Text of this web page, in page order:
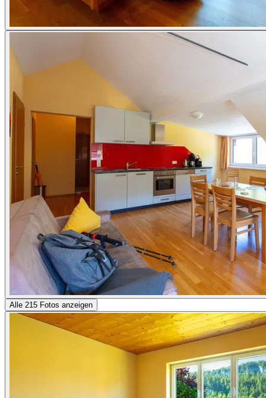
Alle 215 Fotos anzeigen